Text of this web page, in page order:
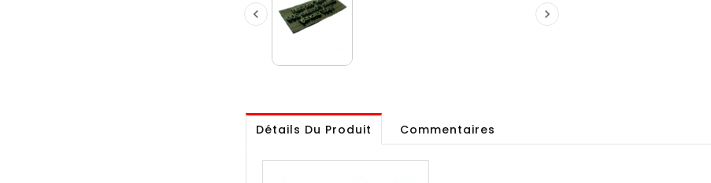
 
Détails Du Produit Commentaires